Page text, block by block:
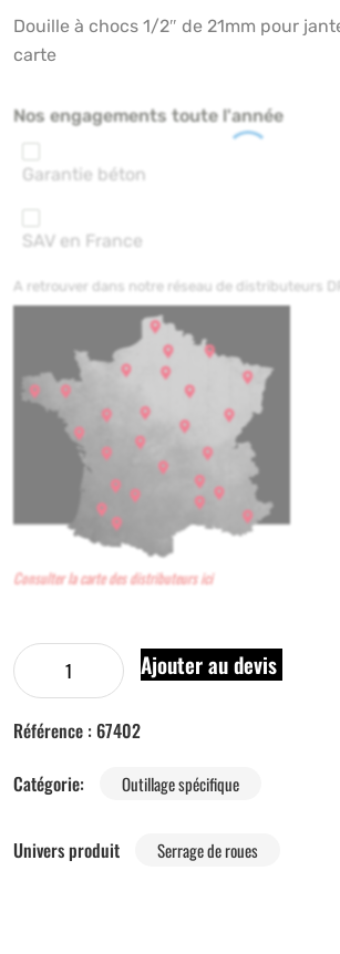
Douille à chocs 1/2″ de 21mm pour
carte
Nos engagements toute l'année
Garantie béton
SAV en France
A retrouver dans notre réseau de distributeurs
Consulter la carte des distributeurs ici
Ajouter au devis
Référence : 67402
Catégorie:
Outillage spécifique
Univers produit Serrage de roues